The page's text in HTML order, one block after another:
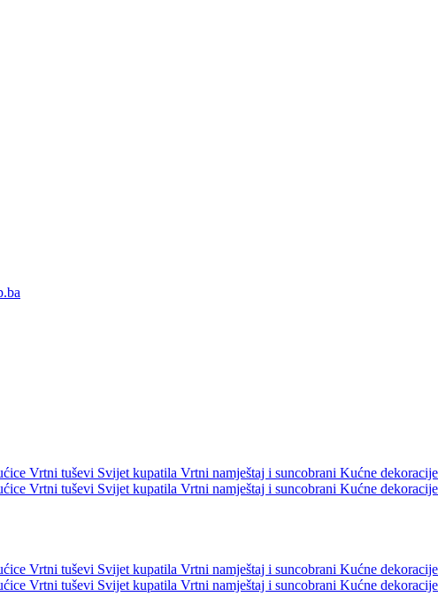
Vrtni tuševi Svijet kupatila Vrtni namještaj i suncobrani Kućne dekoracije
Vrtni tuševi Svijet kupatila Vrtni namještaj i suncobrani Kućne dekoracije
Vrtni tuševi Svijet kupatila Vrtni namještaj i suncobrani Kućne dekoracije
Vrtni tuševi Svijet kupatila Vrtni namještaj i suncobrani Kućne dekoracije